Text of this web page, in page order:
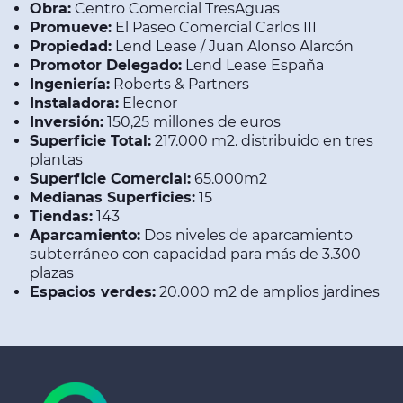
Obra: Centro Comercial TresAguas
Promueve: El Paseo Comercial Carlos III
Propiedad: Lend Lease / Juan Alonso Alarcón
Promotor Delegado: Lend Lease España
Ingeniería: Roberts & Partners
Instaladora: Elecnor
Inversión: 150,25 millones de euros
Superficie Total: 217.000 m2. distribuido en tres
plantas
Superficie Comercial: 65.000m2
Medianas Superficies: 15
Tiendas: 143
Aparcamiento: Dos niveles de aparcamiento
subterráneo con capacidad para más de 3.300
plazas
Espacios verdes: 20.000 m2 de amplios jardines